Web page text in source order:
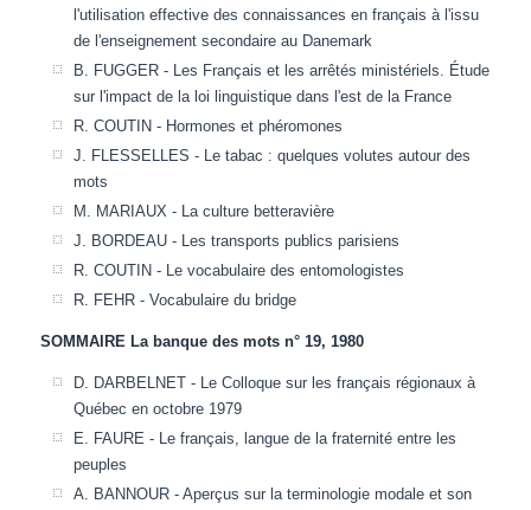
l'utilisation effective des connaissances en français à l'issu
de l'enseignement secondaire au Danemark
B. FUGGER - Les Français et les arrêtés ministériels. Étude
sur l'impact de la loi linguistique dans l'est de la France
R. COUTIN - Hormones et phéromones
J. FLESSELLES - Le tabac : quelques volutes autour des
mots
M. MARIAUX - La culture betteravière
J. BORDEAU - Les transports publics parisiens
R. COUTIN - Le vocabulaire des entomologistes
R. FEHR - Vocabulaire du bridge
SOMMAIRE La banque des mots n° 19, 1980
D. DARBELNET - Le Colloque sur les français régionaux à
Québec en octobre 1979
E. FAURE - Le français, langue de la fraternité entre les
peuples
A. BANNOUR - Aperçus sur la terminologie modale et son